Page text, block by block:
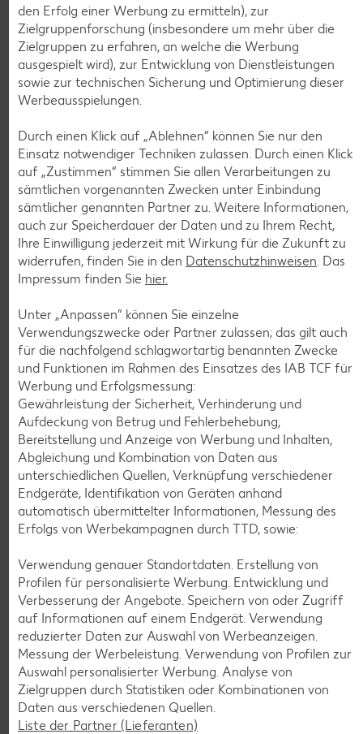
ROYAL ORANGE
-56%
0.69
1.59
Weitere Angebote anzeigen
Tiefkühlkost
Gültig vom 06.08. bis 12.08.
KNÜLLER
.
je 6 - 12 St. = 398 - 560-ml-Packg.
(1 l = 5.34 - 7.52)
nur
2.99
K-CLASSIC
Maxx XXL
je 8 St. = 800-ml-Großpackg.
(1 l = 3.74)
nur
2.99
Weitere Angebote anzeigen
den Erfolg einer Werbung zu ermitteln), zur
Zielgruppenforschung (insbesondere um mehr über die
Zielgruppen zu erfahren, an welche die Werbung
ausgespielt wird), zur Entwicklung von Dienstleistungen
sowie zur technischen Sicherung und Optimierung dieser
Werbeausspielungen.
Durch einen Klick auf „Ablehnen“ können Sie nur den
Einsatz notwendiger Techniken zulassen. Durch einen Klick
auf „Zustimmen“ stimmen Sie allen Verarbeitungen zu
sämtlichen vorgenannten Zwecken unter Einbindung
sämtlicher genannten Partner zu. Weitere Informationen,
auch zur Speicherdauer der Daten und zu Ihrem Recht,
Ihre Einwilligung jederzeit mit Wirkung für die Zukunft zu
widerrufen, finden Sie in den Datenschutzhinweisen. Das
Impressum finden Sie hier.
Unter „Anpassen“ können Sie einzelne
Verwendungszwecke oder Partner zulassen; das gilt auch
für die nachfolgend schlagwortartig benannten Zwecke
und Funktionen im Rahmen des Einsatzes des IAB TCF für
Werbung und Erfolgsmessung:
Gewährleistung der Sicherheit, Verhinderung und
Aufdeckung von Betrug und Fehlerbehebung,
Bereitstellung und Anzeige von Werbung und Inhalten,
Abgleichung und Kombination von Daten aus
unterschiedlichen Quellen, Verknüpfung verschiedener
Endgeräte, Identifikation von Geräten anhand
automatisch übermittelter Informationen, Messung des
Erfolgs von Werbekampagnen durch TTD, sowie:
Verwendung genauer Standortdaten. Erstellung von
Profilen für personalisierte Werbung. Entwicklung und
Verbesserung der Angebote. Speichern von oder Zugriff
auf Informationen auf einem Endgerät. Verwendung
reduzierter Daten zur Auswahl von Werbeanzeigen.
Messung der Werbeleistung. Verwendung von Profilen zur
Auswahl personalisierter Werbung. Analyse von
Zielgruppen durch Statistiken oder Kombinationen von
Daten aus verschiedenen Quellen.
Liste der Partner (Lieferanten)